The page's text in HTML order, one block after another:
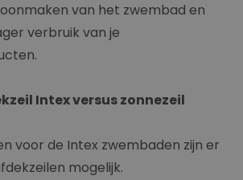
van het zwembad en
verbruik van je
Intex versus zonnezeil
voor de Intex zwembaden zijn er
mogelijk.